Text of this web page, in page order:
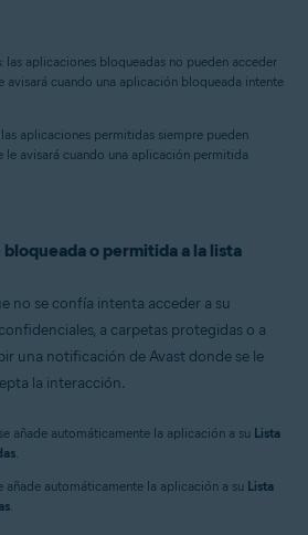
: las aplicaciones bloqueadas no pueden acceder
avisará cuando una aplicación bloqueada intente
las aplicaciones permitidas siempre pueden
le avisará cuando una aplicación permitida
o permitida a la lista
no se confía intenta acceder a su
a carpetas protegidas o a
una notificación de Avast donde se le
la interacción.
se añade automáticamente la aplicación a su Lista
añade automáticamente la aplicación a su Lista